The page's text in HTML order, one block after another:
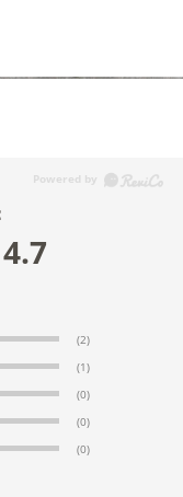
4.7
(2)
(1)
(0)
(0)
(0)